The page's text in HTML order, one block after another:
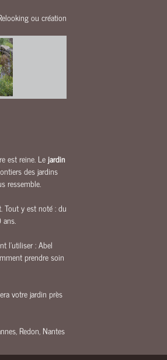
ou création
est reine. Lejardin
des jardins
ressemble.
Tout y est noté : du
l’utiliser : Abel
prendre soin
votre jardin près
Redon, Nantes